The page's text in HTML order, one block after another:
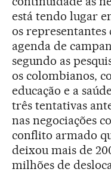
está tendo lugar
os representantes
agenda de
segundo as
os colombianos,
educação e a
três tentativas
nas negociações
conflito armado
deixou mais de
milhões de